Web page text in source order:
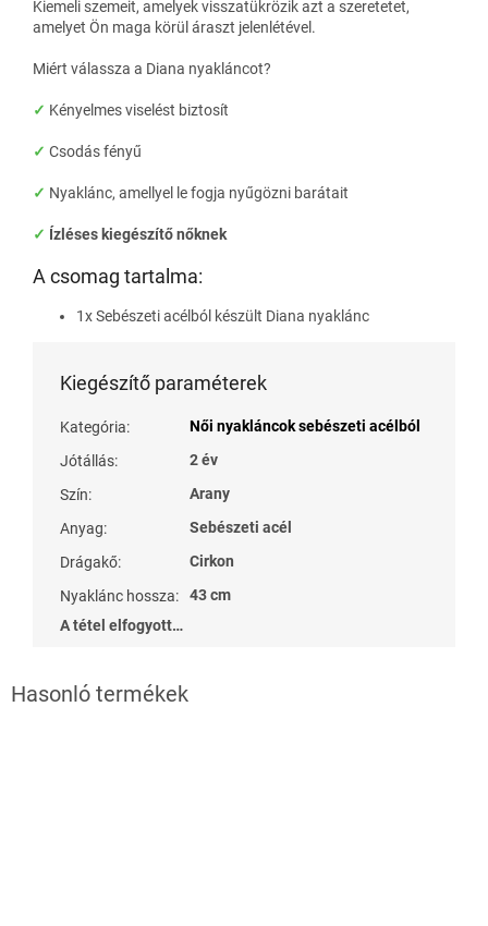
Kiemeli szemeit, amelyek visszatükrözik azt a szeretetet,
amelyet Ön maga körül áraszt jelenlétével.
Miért válassza a Diana nyakláncot?
✓ Kényelmes viselést biztosít
✓ Csodás fényű
✓ Nyaklánc, amellyel le fogja nyűgözni barátait
✓ Ízléses kiegészítő nőknek
A csomag tartalma:
1x Sebészeti acélból készült Diana nyaklánc
Kiegészítő paraméterek
Kategória:
Női nyakláncok sebészeti acélból
Jótállás:
2 év
Szín:
Arany
Anyag:
Sebészeti acél
Drágakő:
Cirkon
Nyaklánc hossza:
43 cm
A tétel elfogyott…